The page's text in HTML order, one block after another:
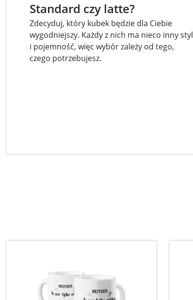
Standard czy latte?
Zdecyduj, który kubek będzie dla Ciebie
wygodniejszy. Każdy z nich ma nieco inny styl
i pojemność, więc wybór zależy od tego,
czego potrzebujesz.